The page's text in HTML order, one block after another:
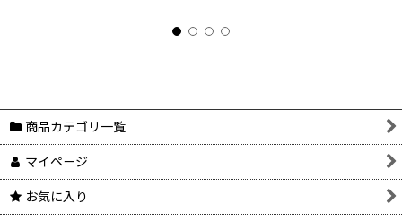
商品カテゴリ一覧
マイページ
お気に入り